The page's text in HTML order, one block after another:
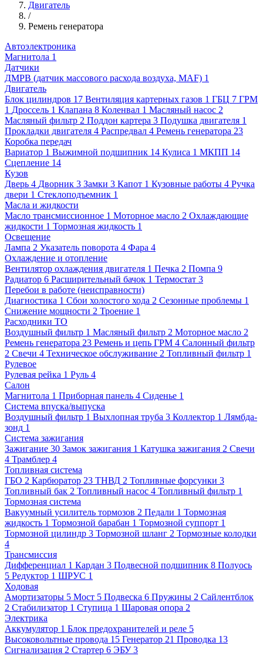
Двигатель
/
Ремень генератора
Автоэлектроника
Магнитола 1
Датчики
ДМРВ (датчик массового расхода воздуха, MAF) 1
Двигатель
Блок цилиндров 17 Вентиляция картерных газов 1 ГБЦ 7 ГРМ
1 Дроссель 1 Клапана 8 Коленвал 1 Масляный насос 2
Масляный фильтр 2 Поддон картера 3 Подушка двигателя 1
Прокладки двигателя 4 Распредвал 4 Ремень генератора 23
Коробка передач
Вариатор 1 Выжимной подшипник 14 Кулиса 1 МКПП 14
Сцепление 14
Кузов
Дверь 4 Дворник 3 Замки 3 Капот 1 Кузовные работы 4 Ручка
двери 1 Стеклоподъемник 1
Масла и жидкости
Масло трансмиссионное 1 Моторное масло 2 Охлаждающие
жидкости 1 Тормозная жидкость 1
Освещение
Лампа 2 Указатель поворота 4 Фара 4
Охлаждение и отопление
Вентилятор охлаждения двигателя 1 Печка 2 Помпа 9
Радиатор 6 Расширительный бачок 1 Термостат 3
Перебои в работе (неисправности)
Диагностика 1 Сбои холостого хода 2 Сезонные проблемы 1
Снижение мощности 2 Троение 1
Расходники ТО
Воздушный фильтр 1 Масляный фильтр 2 Моторное масло 2
Ремень генератора 23 Ремень и цепь ГРМ 4 Салонный фильтр
2 Свечи 4 Техническое обслуживание 2 Топливный фильтр 1
Рулевое
Рулевая рейка 1 Руль 4
Салон
Магнитола 1 Приборная панель 4 Сиденье 1
Система впуска/выпуска
Воздушный фильтр 1 Выхлопная труба 3 Коллектор 1 Лямбда-
зонд 1
Система зажигания
Зажигание 30 Замок зажигания 1 Катушка зажигания 2 Свечи
4 Трамблер 4
Топливная система
ГБО 2 Карбюратор 23 ТНВД 2 Топливные форсунки 3
Топливный бак 2 Топливный насос 4 Топливный фильтр 1
Тормозная система
Вакуумный усилитель тормозов 2 Педали 1 Тормозная
жидкость 1 Тормозной барабан 1 Тормозной суппорт 1
Тормозной цилиндр 3 Тормозной шланг 2 Тормозные колодки
4
Трансмиссия
Дифференциал 1 Кардан 3 Подвесной подшипник 8 Полуось
5 Редуктор 1 ШРУС 1
Ходовая
Амортизаторы 5 Мост 5 Подвеска 6 Пружины 2 Сайлентблок
2 Стабилизатор 1 Ступица 1 Шаровая опора 2
Электрика
Аккумулятор 1 Блок предохранителей и реле 5
Высоковольтные провода 15 Генератор 21 Проводка 13
Сигнализация 2 Стартер 6 ЭБУ 3